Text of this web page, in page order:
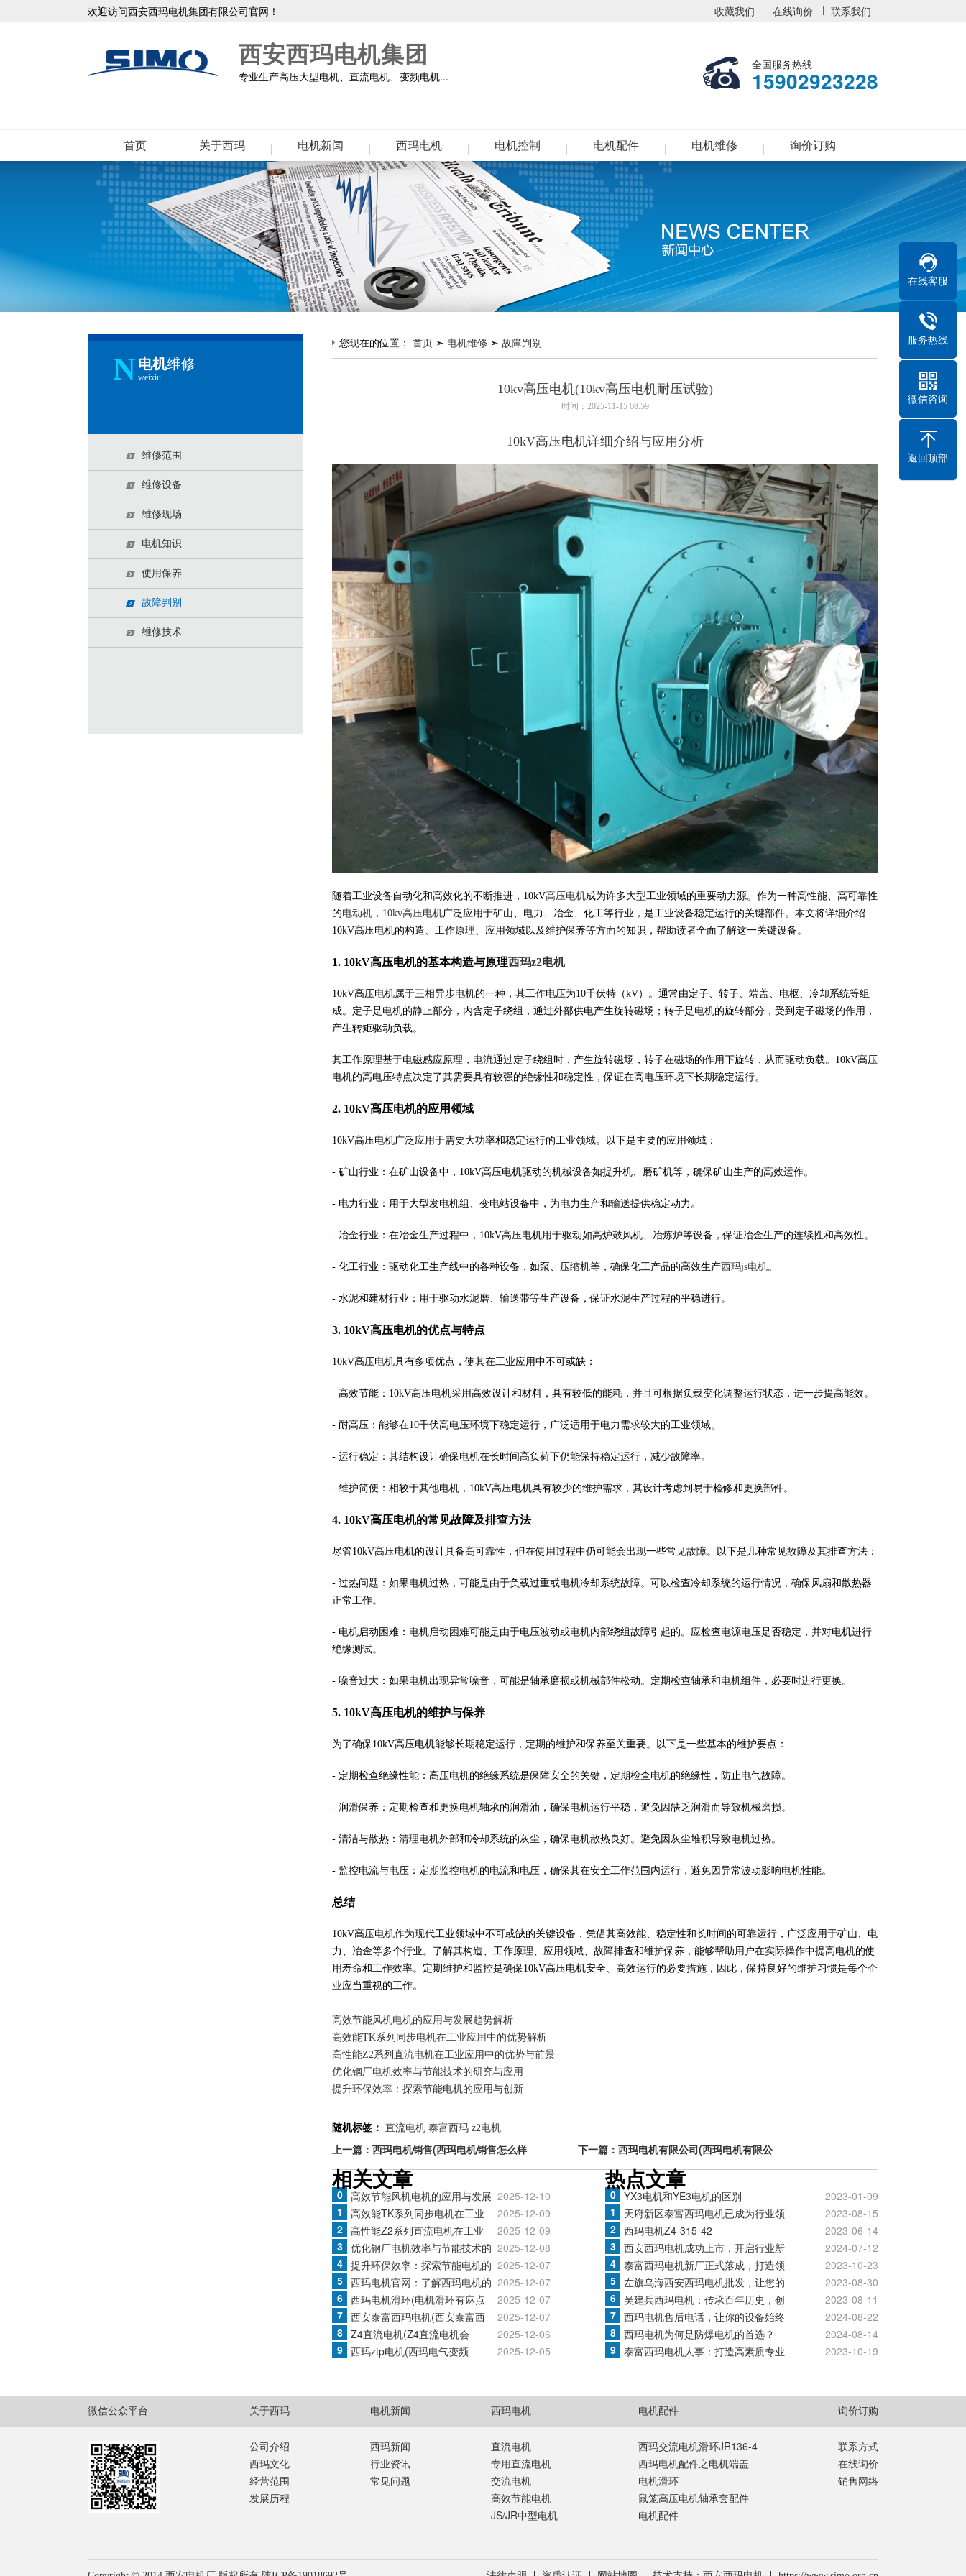
欢迎访问西安西玛电机集团有限公司官网！ 收藏我们 在线询价 联系我们
西安西玛电机集团
专业生产高压大型电机、直流电机、变频电机...
全国服务热线
15902923228
首页 关于西玛 电机新闻 西玛电机 电机控制 电机配件 电机维修 询价订购
N 电机维修
weixiu
维修范围
维修设备
维修现场
电机知识
使用保养
故障判别
维修技术
您现在的位置： 首页 ➣ 电机维修 ➣ 故障判别
10kv高压电机(10kv高压电机耐压试验)
时间：2025-11-15 08:59
10kV高压电机详细介绍与应用分析
随着工业设备自动化和高效化的不断推进，10kV高压电机成为许多大型工业领域的重要动力源。作为一种高性能、高可靠性
的电动机 ， 10kv高压电机广泛应用于矿山、电力、冶金、化工等行业，是工业设备稳定运行的关键部件。本文将详细介绍
10kV高压电机的构造、工作原理、应用领域以及维护保养等方面的知识，帮助读者全面了解这一关键设备。
1. 10kV高压电机的基本构造与原理西玛z2电机
10kV高压电机属于三相异步电机的一种，其工作电压为10千伏特（kV）。通常由定子、转子、端盖、电枢、冷却系统等组
成。定子是电机的静止部分，内含定子绕组，通过外部供电产生旋转磁场；转子是电机的旋转部分，受到定子磁场的作用，
产生转矩驱动负载。
其工作原理基于电磁感应原理，电流通过定子绕组时，产生旋转磁场，转子在磁场的作用下旋转，从而驱动负载。10kV高压
电机的高电压特点决定了其需要具有较强的绝缘性和稳定性，保证在高电压环境下长期稳定运行。
2. 10kV高压电机的应用领域
10kV高压电机广泛应用于需要大功率和稳定运行的工业领域。以下是主要的应用领域：
- 矿山行业：在矿山设备中，10kV高压电机驱动的机械设备如提升机、磨矿机等，确保矿山生产的高效运作。
- 电力行业：用于大型发电机组、变电站设备中，为电力生产和输送提供稳定动力。
- 冶金行业：在冶金生产过程中，10kV高压电机用于驱动如高炉鼓风机、冶炼炉等设备，保证冶金生产的连续性和高效性。
- 化工行业：驱动化工生产线中的各种设备，如泵、压缩机等，确保化工产品的高效生产西玛js电机。
- 水泥和建材行业：用于驱动水泥磨、输送带等生产设备，保证水泥生产过程的平稳进行。
3. 10kV高压电机的优点与特点
10kV高压电机具有多项优点，使其在工业应用中不可或缺：
- 高效节能：10kV高压电机采用高效设计和材料，具有较低的能耗，并且可根据负载变化调整运行状态，进一步提高能效。
- 耐高压：能够在10千伏高电压环境下稳定运行，广泛适用于电力需求较大的工业领域。
- 运行稳定：其结构设计确保电机在长时间高负荷下仍能保持稳定运行，减少故障率。
- 维护简便：相较于其他电机，10kV高压电机具有较少的维护需求，其设计考虑到易于检修和更换部件。
4. 10kV高压电机的常见故障及排查方法
尽管10kV高压电机的设计具备高可靠性，但在使用过程中仍可能会出现一些常见故障。以下是几种常见故障及其排查方法：
- 过热问题：如果电机过热，可能是由于负载过重或电机冷却系统故障。可以检查冷却系统的运行情况，确保风扇和散热器
正常工作。
- 电机启动困难：电机启动困难可能是由于电压波动或电机内部绕组故障引起的。应检查电源电压是否稳定，并对电机进行
绝缘测试。
- 噪音过大：如果电机出现异常噪音，可能是轴承磨损或机械部件松动。定期检查轴承和电机组件，必要时进行更换。
5. 10kV高压电机的维护与保养
为了确保10kV高压电机能够长期稳定运行，定期的维护和保养至关重要。以下是一些基本的维护要点：
- 定期检查绝缘性能：高压电机的绝缘系统是保障安全的关键，定期检查电机的绝缘性，防止电气故障。
- 润滑保养：定期检查和更换电机轴承的润滑油，确保电机运行平稳，避免因缺乏润滑而导致机械磨损。
- 清洁与散热：清理电机外部和冷却系统的灰尘，确保电机散热良好。避免因灰尘堆积导致电机过热。
- 监控电流与电压：定期监控电机的电流和电压，确保其在安全工作范围内运行，避免因异常波动影响电机性能。
总结
10kV高压电机作为现代工业领域中不可或缺的关键设备，凭借其高效能、稳定性和长时间的可靠运行，广泛应用于矿山、电
力、冶金等多个行业。了解其构造、工作原理、应用领域、故障排查和维护保养，能够帮助用户在实际操作中提高电机的使
用寿命和工作效率。定期维护和监控是确保10kV高压电机安全、高效运行的必要措施，因此，保持良好的维护习惯是每个企
业应当重视的工作。
高效节能风机电机的应用与发展趋势解析
高效能TK系列同步电机在工业应用中的优势解析
高性能Z2系列直流电机在工业应用中的优势与前景
优化钢厂电机效率与节能技术的研究与应用
提升环保效率：探索节能电机的应用与创新
随机标签： 直流电机 泰富西玛 z2电机
上一篇：西玛电机销售(西玛电机销售怎么样 下一篇：西玛电机有限公司(西玛电机有限公
相关文章
0 高效节能风机电机的应用与发展 2025-12-10
1
高效能TK系列同步电机在工业
2025-12-09
2 高性能Z2系列直流电机在工业
2025-12-09
3 优化钢厂电机效率与节能技术的 2025-12-08
4 提升环保效率：探索节能电机的 2025-12-07
5 西玛电机官网：了解西玛电机的 2025-12-07
6 西玛电机滑环(电机滑环有麻点
2025-12-07
7 西安泰富西玛电机(西安泰富西
2025-12-07
8 Z4直流电机(Z4直流电机会
2025-12-06
9 西玛ztp电机(西玛电气变频 2025-12-05
热点文章
0 YX3电机和YE3电机的区别
2023-01-09
1
天府新区泰富西玛电机已成为行业领
2023-08-15
2 西玛电机Z4-315-42 ——
2023-06-14
3 西安西玛电机成功上市，开启行业新
2024-07-12
4 泰富西玛电机新厂正式落成，打造领
2023-10-23
5 左旗乌海西安西玛电机批发，让您的
2023-08-30
6 吴建兵西玛电机：传承百年历史，创
2023-08-11
7 西玛电机售后电话，让你的设备始终
2024-08-22
8 西玛电机为何是防爆电机的首选？
2024-08-14
9 泰富西玛电机人事：打造高素质专业 2023-10-19
微信公众平台 关于西玛
公司介绍
西玛文化
经营范围
发展历程
电机新闻
西玛新闻
行业资讯
常见问题
西玛电机
直流电机
专用直流电机
交流电机
高效节能电机
JS/JR中型电机
电机配件
西玛交流电机滑环JR136-4
西玛电机配件之电机端盖
电机滑环
鼠笼高压电机轴承套配件
电机配件
询价订购
联系方式
在线询价
销售网络
在线客服
服务热线
微信咨询
返回顶部